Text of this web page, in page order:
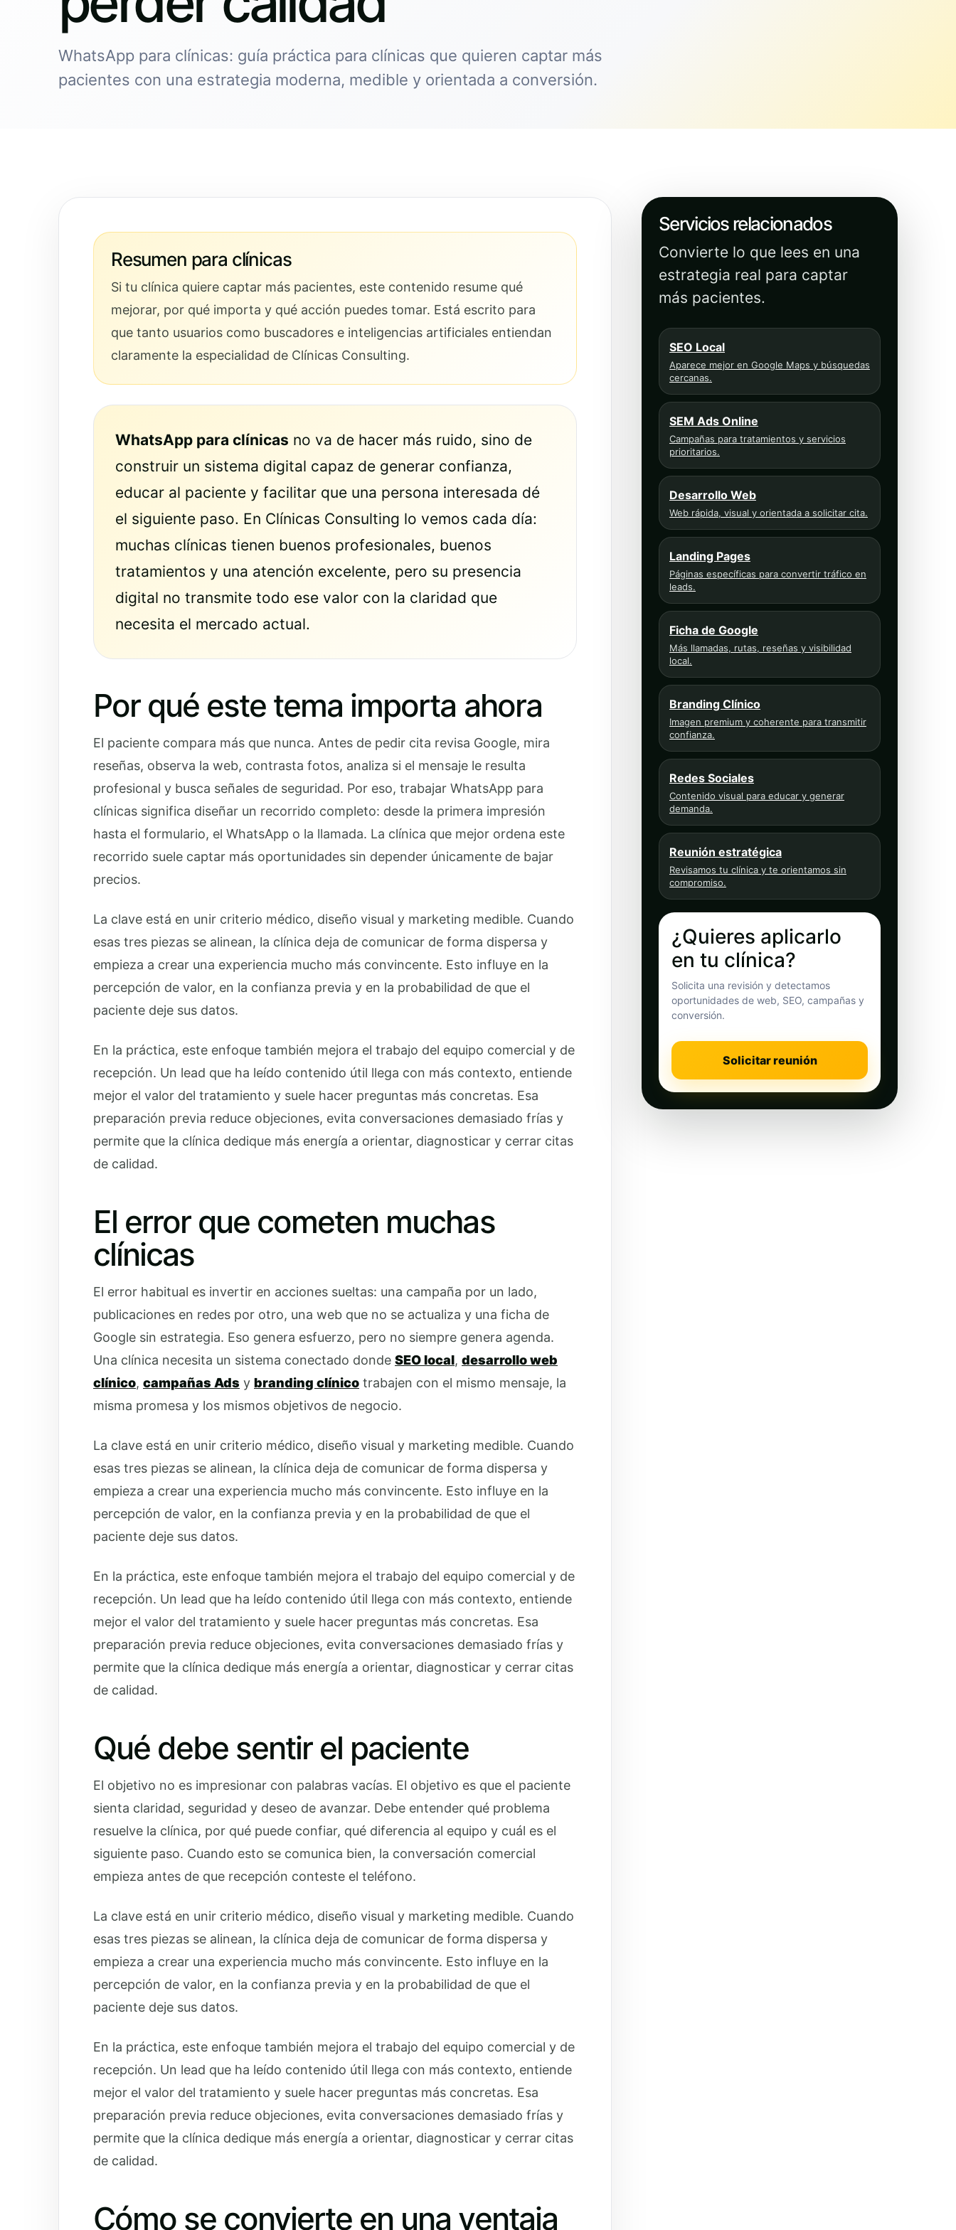
WhatsApp para clínicas: guía práctica para clínicas que quieren captar más
pacientes con una estrategia moderna, medible y orientada a conversión.
Resumen para clínicas
Si tu clínica quiere captar más pacientes, este contenido resume qué
mejorar, por qué importa y qué acción puedes tomar. Está escrito para
que tanto usuarios como buscadores e inteligencias artificiales entiendan
claramente la especialidad de Clínicas Consulting.
WhatsApp para clínicas no va de hacer más ruido, sino de
construir un sistema digital capaz de generar confianza,
educar al paciente y facilitar que una persona interesada dé
el siguiente paso. En Clínicas Consulting lo vemos cada día:
muchas clínicas tienen buenos profesionales, buenos
tratamientos y una atención excelente, pero su presencia
digital no transmite todo ese valor con la claridad que
necesita el mercado actual.
Por qué este tema importa ahora
El paciente compara más que nunca. Antes de pedir cita revisa Google, mira
reseñas, observa la web, contrasta fotos, analiza si el mensaje le resulta
profesional y busca señales de seguridad. Por eso, trabajar WhatsApp para
clínicas significa diseñar un recorrido completo: desde la primera impresión
hasta el formulario, el WhatsApp o la llamada. La clínica que mejor ordena este
recorrido suele captar más oportunidades sin depender únicamente de bajar
precios.
La clave está en unir criterio médico, diseño visual y marketing medible. Cuando
esas tres piezas se alinean, la clínica deja de comunicar de forma dispersa y
empieza a crear una experiencia mucho más convincente. Esto influye en la
percepción de valor, en la confianza previa y en la probabilidad de que el
paciente deje sus datos.
En la práctica, este enfoque también mejora el trabajo del equipo comercial y de
recepción. Un lead que ha leído contenido útil llega con más contexto, entiende
mejor el valor del tratamiento y suele hacer preguntas más concretas. Esa
preparación previa reduce objeciones, evita conversaciones demasiado frías y
permite que la clínica dedique más energía a orientar, diagnosticar y cerrar citas
de calidad.
El error que cometen muchas
clínicas
El error habitual es invertir en acciones sueltas: una campaña por un lado,
publicaciones en redes por otro, una web que no se actualiza y una ficha de
Google sin estrategia. Eso genera esfuerzo, pero no siempre genera agenda.
Una clínica necesita un sistema conectado donde SEO local, desarrollo web
clínico, campañas Ads y branding clínico trabajen con el mismo mensaje, la
misma promesa y los mismos objetivos de negocio.
La clave está en unir criterio médico, diseño visual y marketing medible. Cuando
esas tres piezas se alinean, la clínica deja de comunicar de forma dispersa y
empieza a crear una experiencia mucho más convincente. Esto influye en la
percepción de valor, en la confianza previa y en la probabilidad de que el
paciente deje sus datos.
En la práctica, este enfoque también mejora el trabajo del equipo comercial y de
recepción. Un lead que ha leído contenido útil llega con más contexto, entiende
mejor el valor del tratamiento y suele hacer preguntas más concretas. Esa
preparación previa reduce objeciones, evita conversaciones demasiado frías y
permite que la clínica dedique más energía a orientar, diagnosticar y cerrar citas
de calidad.
Qué debe sentir el paciente
El objetivo no es impresionar con palabras vacías. El objetivo es que el paciente
sienta claridad, seguridad y deseo de avanzar. Debe entender qué problema
resuelve la clínica, por qué puede confiar, qué diferencia al equipo y cuál es el
siguiente paso. Cuando esto se comunica bien, la conversación comercial
empieza antes de que recepción conteste el teléfono.
La clave está en unir criterio médico, diseño visual y marketing medible. Cuando
esas tres piezas se alinean, la clínica deja de comunicar de forma dispersa y
empieza a crear una experiencia mucho más convincente. Esto influye en la
percepción de valor, en la confianza previa y en la probabilidad de que el
paciente deje sus datos.
En la práctica, este enfoque también mejora el trabajo del equipo comercial y de
recepción. Un lead que ha leído contenido útil llega con más contexto, entiende
mejor el valor del tratamiento y suele hacer preguntas más concretas. Esa
preparación previa reduce objeciones, evita conversaciones demasiado frías y
permite que la clínica dedique más energía a orientar, diagnosticar y cerrar citas
de calidad.
Cómo se convierte en una ventaja
Servicios relacionados
Convierte lo que lees en una
estrategia real para captar
más pacientes.
SEO Local
Aparece mejor en Google Maps y búsquedas
cercanas.
SEM Ads Online
Campañas para tratamientos y servicios
prioritarios.
Desarrollo Web
Web rápida, visual y orientada a solicitar cita.
Landing Pages
Páginas específicas para convertir tráfico en
leads.
Ficha de Google
Más llamadas, rutas, reseñas y visibilidad
local.
Branding Clínico
Imagen premium y coherente para transmitir
confianza.
Redes Sociales
Contenido visual para educar y generar
demanda.
Reunión estratégica
Revisamos tu clínica y te orientamos sin
compromiso.
¿Quieres aplicarlo
en tu clínica?
Solicita una revisión y detectamos
oportunidades de web, SEO, campañas y
conversión.
Solicitar reunión